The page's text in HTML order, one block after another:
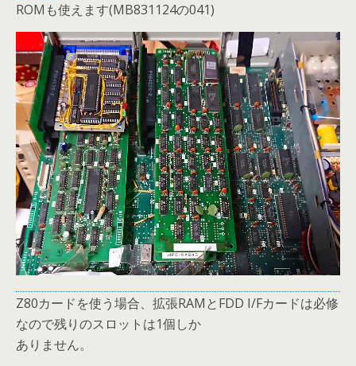
ROMも使えます(MB831124の041)
Z80カードを使う場合、拡張RAMとFDD I/Fカードは必修
なので残りのスロットは1個しか
ありません。